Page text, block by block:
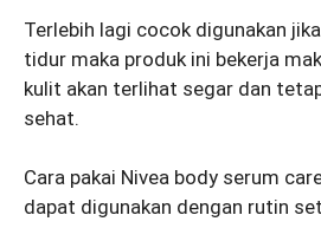
Terlebih lagi cocok digunakan
tidur maka produk ini bekerja
kulit akan terlihat segar dan
sehat.
Cara pakai Nivea body serum
dapat digunakan dengan rutin